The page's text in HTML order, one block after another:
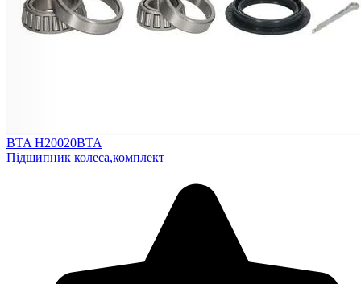
BTA H20020BTA
Підшипник колеса,комплект